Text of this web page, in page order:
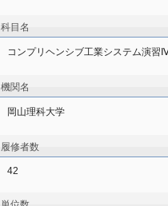
科目名
コンプリヘンシブ工業システム演習
機関名
岡山理科大学
履修者数
42